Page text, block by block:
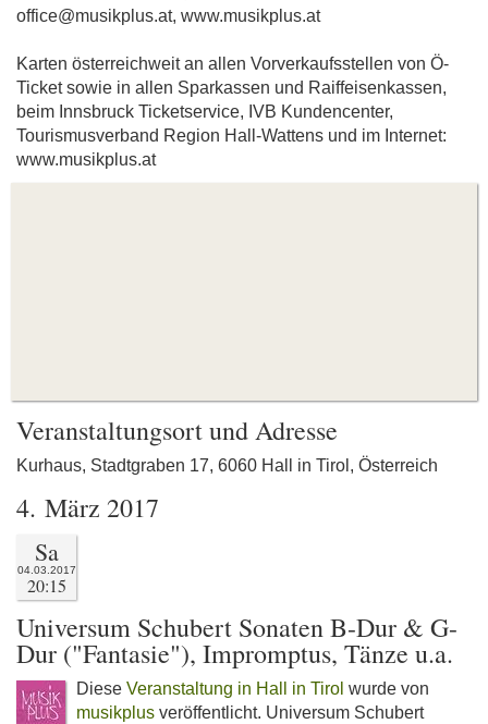
office@musikplus.at, www.musikplus.at
Karten österreichweit an allen Vorverkaufsstellen von Ö-
Ticket sowie in allen Sparkassen und Raiffeisenkassen,
beim Innsbruck Ticketservice, IVB Kundencenter,
Tourismusverband Region Hall-Wattens und im Internet:
www.musikplus.at
Veranstaltungsort und Adresse
Kurhaus, Stadtgraben 17, 6060 Hall in Tirol, Österreich
4. März 2017
Sa
04.03.2017
20:15
Universum Schubert Sonaten B-Dur & G-
Dur ("Fantasie"), Impromptus, Tänze u.a.
Diese Veranstaltung in Hall in Tirol wurde von
musikplus veröffentlicht. Universum Schubert